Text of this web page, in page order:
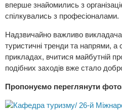
вперше знайомились з
спілкувались з професіоналами.
Надзвичайно важливо
туристичні тренди та напрями, а
прикладах, вчитися майбутній
подібних заходів вже стало
Пропонуємо переглянути